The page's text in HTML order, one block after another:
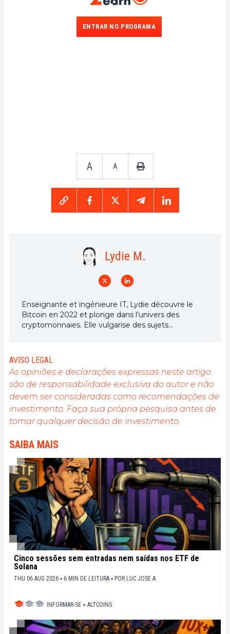
ENTRAR NO PROGRAMA
A A
Lydie M.
Enseignante et ingénieure IT, Lydie découvre le
Bitcoin en 2022 et plonge dans l’univers des
cryptomonnaies. Elle vulgarise des sujets
décentralisé.
AVISO LEGAL
As opiniões e declarações expressas neste artigo
são de responsabilidade exclusiva do autor e não
devem ser consideradas como recomendações de
investimento. Faça sua própria pesquisa antes de
tomar qualquer decisão de investimento.
SAIBA MAIS
Cinco sessões sem entradas nem saídas nos ETF de
Solana
THU 06 AUG 2026 ▪ 6 MIN DE LEITURA ▪ POR LUC JOSE A.
INFORMAR-SE ▪ ALTCOINS